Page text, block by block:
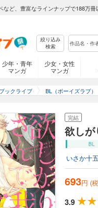
など、豊富なラインナップで188万冊
絞り込み
検索
少年・青年
マンガ
少女・女性
マンガ
ックライブ BL（ボーイズラブ）
完結
欲し
BL
いさか十
693円 (
3.9